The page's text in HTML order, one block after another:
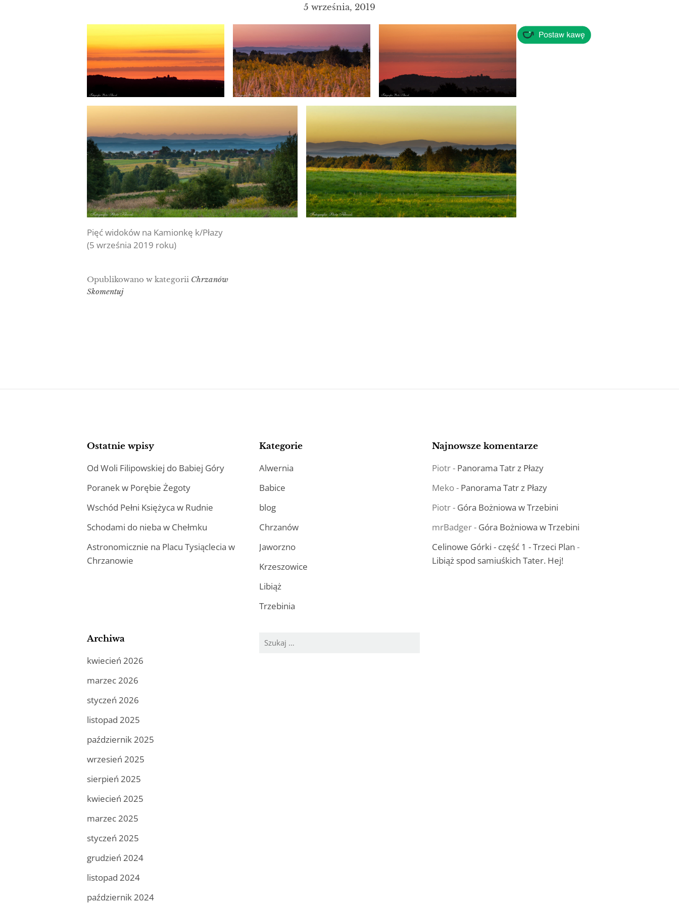
5 września, 2019
Pięć widoków na Kamionkę k/Płazy
(5 września 2019 roku)
Opublikowano w kategorii Chrzanów
Skomentuj
Ostatnie wpisy
Od Woli Filipowskiej do Babiej Góry
Poranek w Porębie Żegoty
Wschód Pełni Księżyca w Rudnie
Schodami do nieba w Chełmku
Astronomicznie na Placu Tysiąclecia w
Chrzanowie
Kategorie
Alwernia
Babice
blog
Chrzanów
Jaworzno
Krzeszowice
Libiąż
Trzebinia
Najnowsze komentarze
Piotr- Panorama Tatr z Płazy
Meko- Panorama Tatr z Płazy
Piotr- Góra Bożniowa w Trzebini
mrBadger- Góra Bożniowa w Trzebini
Celinowe Górki - część 1 - Trzeci Plan -
Libiąż spod samiuśkich Tater. Hej!
Archiwa
kwiecień 2026
marzec 2026
styczeń 2026
listopad 2025
październik 2025
wrzesień 2025
sierpień 2025
kwiecień 2025
marzec 2025
styczeń 2025
grudzień 2024
listopad 2024
październik 2024
Szukaj: